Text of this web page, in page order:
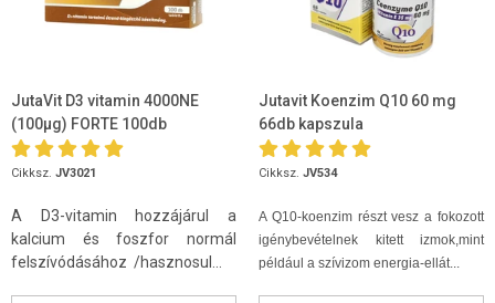
JutaVit D3 vitamin 4000NE
(100µg) FORTE 100db
Cikksz. JV3021
A D3-vitamin hozzájárul a
kalcium és foszfor normál
felszívódásához /hasznosul...
Jutavit Koenzim Q10 60 mg
66db kapszula
Cikksz. JV534
A Q10-koenzim részt vesz a fokozott
igénybevételnek kitett izmok,mint
például a szívizom energia-ellát...